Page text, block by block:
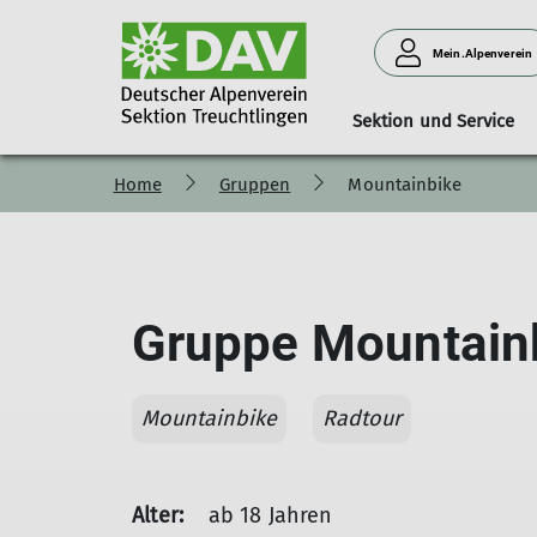
Mein.Alpenverein
Sektion und Service
Vorstand und Beirat Fachübungs und
Familie Jugend
Lift und Loipe
Kursübersicht
Home Gruppen Mountainbike
Gruppe
Mountainbike Radtour
Alter: ab 18 Jahren